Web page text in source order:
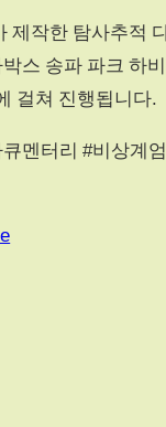
제작한 탐사추적
스 송파 파크 하
걸쳐 진행됩니다.
멘터리 #비상계